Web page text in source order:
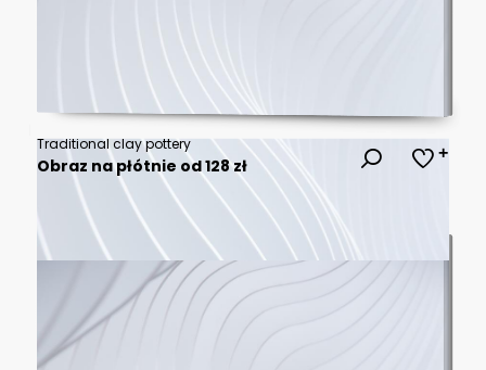
Traditional clay pottery
Obraz na płótnie od 128 zł